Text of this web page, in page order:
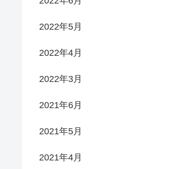
2022年5月
2022年4月
2022年3月
2021年6月
2021年5月
2021年4月